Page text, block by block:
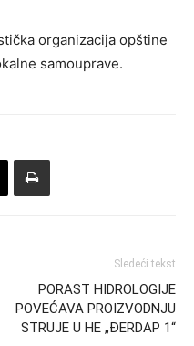
organizacija opštine
samouprave.
Sledeći tekst
PORAST HIDROLOGIJE
POVEĆAVA PROIZVODNJU
STRUJE U HE „ĐERDAP 1“